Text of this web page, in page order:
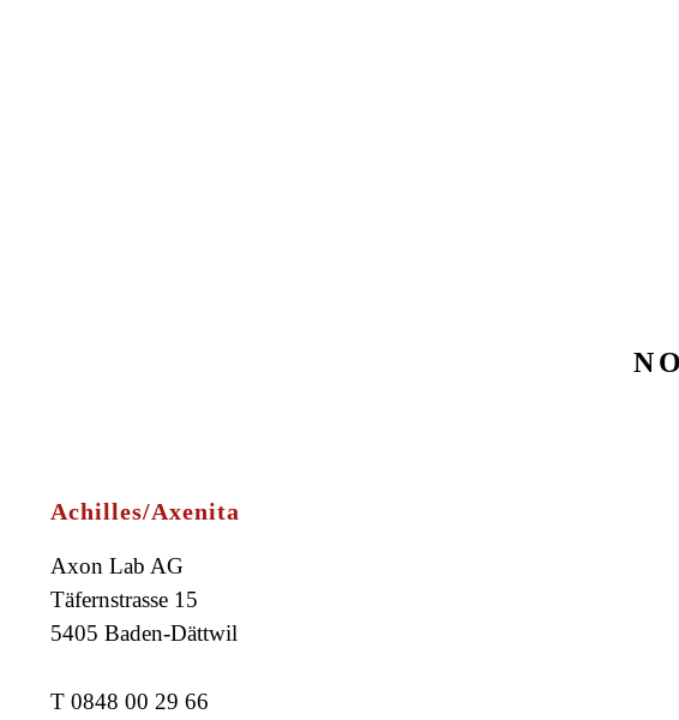
Achilles/Axenita
Axon Lab AG
Täfernstrasse 15
5405 Baden-Dättwil
T 0848 00 29 66